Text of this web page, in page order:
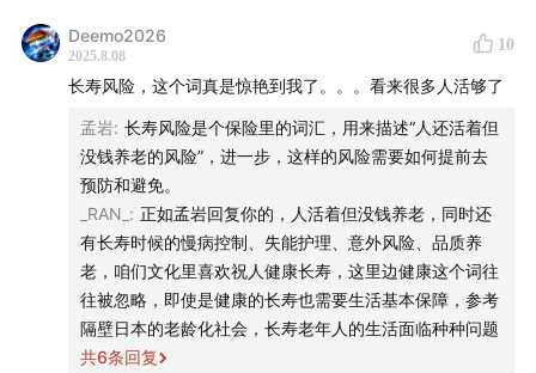
资料库
预定利率: 是保险公司给自己预设的投资回报率，是影响
保险定价的一个重要因素。
预定利率最新动态
所有预定利率为 2.5% 的产品都将陆续下架，预计会在 8
月 31 日前后完成新老产品的切换。后续推出的新产品
中，固收类产品的预定利率上限将下调至 2%，分红型产
品降至 1.75%，万能险的保底利率下调至 1%。
利率，只能停旧推新）。
对比其他金融工具：
房贷利率（LPR）：浮动制，调整丝滑无感知；
保险利率：固定制为主，调整需产品迭代。
3.「不同保险受影响程度：长期险＞短期险，保障型与储蓄
险均受波及」
影响核心因素：保障期限。期限越长，利率累积效应越显
2、储蓄险。靠保险存起来的钱一定要匹配生活目标🎯 没有
用意多，一下不小，一年到头也就保单里存了点钱。
对于大金额的群体来说，保险就是一种安全的资产配置，让
你把钱给到真正你想给的人！一偏差一毫。这是其他金融工
具做不到的！
有人觉得2.5无所谓，没必要，那么我请你思考下，你做什么
投资可以在你完全不需要花心思打理的情况下，给到你保证
2.5的确定性增长，而且还是终身呢？ 算一算100万通过时间
的复利，在你60岁80岁的时候会有多少钱。 没算过账是感
受不到时间的力量的！
Deemo2026
2025.8.08
10
长寿风险，这个词真是惊艳到我了。。。看来很多人活够了
孟岩: 长寿风险是个保险里的词汇，用来描述“人还活着但
没钱养老的风险”，进一步，这样的风险需要如何提前去
预防和避免。
_RAN_ : 正如孟岩回复你的，人活着但没钱养老，同时还
有长寿时候的慢病控制、失能护理、意外风险、品质养
老，咱们文化里喜欢祝人健康长寿，这里边健康这个词往
往被忽略，即使是健康的长寿也需要生活基本保障，参考
隔壁日本的老龄化社会，长寿老年人的生活面临种种问题
共6条回复